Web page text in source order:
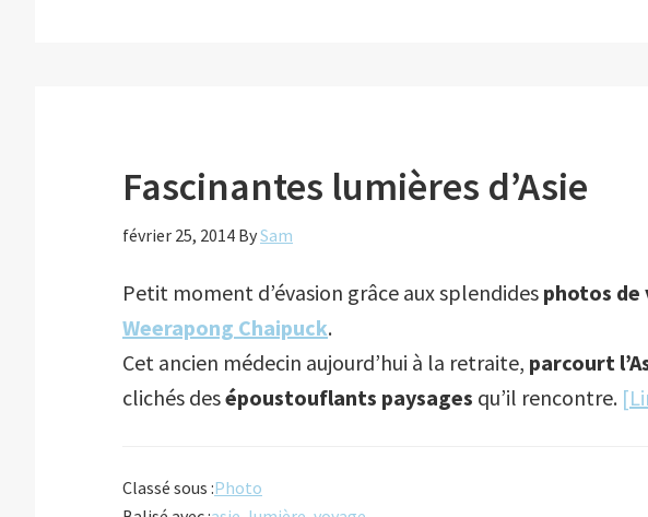
Fascinantes lumières d’Asie
février 25, 2014 BySam
Petit moment d’évasion grâce aux splendides photos de
Weerapong Chaipuck.
Cet ancien médecin aujourd’hui à la retraite, parcourt
clichés desépoustouflants paysages qu’il rencontre.
Classé sous :Photo